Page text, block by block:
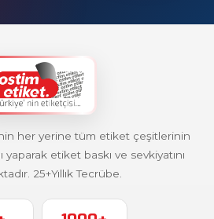
her yerine tüm etiket çeşitlerinin
yaparak etiket baskı ve sevkiyatını
25+Yıllık Tecrübe.